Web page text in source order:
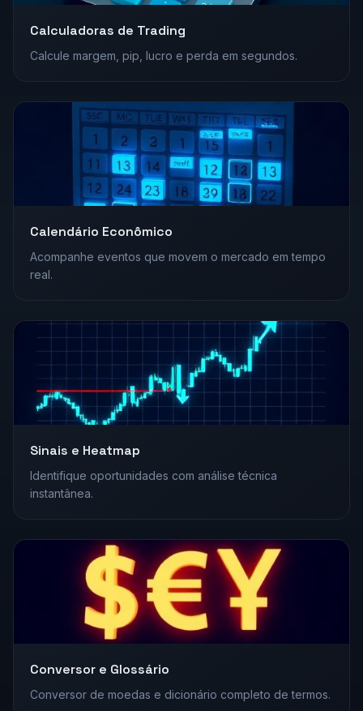
Calculadoras de Trading
Calcule margem, pip, lucro e perda em segundos.
Calendário Econômico
Acompanhe eventos que movem o mercado em tempo
real.
Sinais e Heatmap
Identifique oportunidades com análise técnica
instantânea.
Conversor e Glossário
Conversor de moedas e dicionário completo de termos.